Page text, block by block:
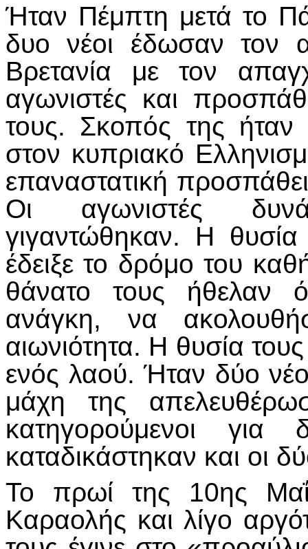
Ήταν Πέμπτη μετά το
δυο νέοι έδωσαν τον
Βρετανία με τον
αγωνιστές και
τους. Σκοπός της ήταν
στον κυπριακό
επαναστατική
Οι αγωνιστές
γιγαντώθηκαν. Η
έδειξε το δρόμο του
θάνατο τους ήθελαν
ανάγκη, να
αιωνιότητα. Η θυσία τους
ενός λαού. Ήταν δύο
μάχη της
κατηγορούμενοι για
καταδικάστηκαν και οι
Το πρωί της 10ης
Καραολής και λίγο